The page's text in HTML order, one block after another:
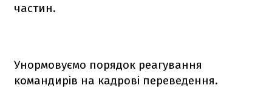
частин.
Унормовуємо порядок реагування
командирів на кадрові переведення.